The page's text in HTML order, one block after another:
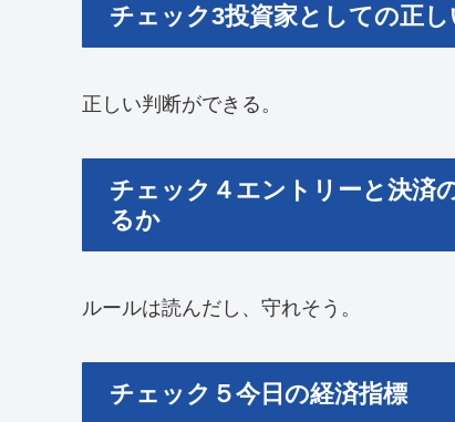
チェック3投資家としての正
正しい判断ができる。
チェック４エントリーと決済
るか
ルールは読んだし、守れそう。
チェック５今日の経済指標